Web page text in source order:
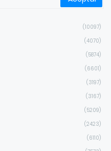
(10097)
(4070)
(5874)
(6601)
(3197)
(3167)
(5209)
(2423)
(6110)